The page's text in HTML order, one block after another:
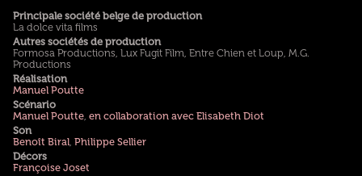
Principale société belge de production
La dolce vita films
Autres sociétés de production
Formosa Productions, Lux Fugit Film, Entre Chien et Loup, M.G.
Productions
Réalisation
Manuel Poutte
Scénario
Manuel Poutte, en collaboration avec Elisabeth Diot
Son
Benoît Biral, Philippe Sellier
Décors
Françoise Joset